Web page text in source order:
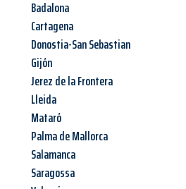
Badalona
Cartagena
Donostia-San Sebastian
Gijón
Jerez de la Frontera
Lleida
Mataró
Palma de Mallorca
Salamanca
Saragossa